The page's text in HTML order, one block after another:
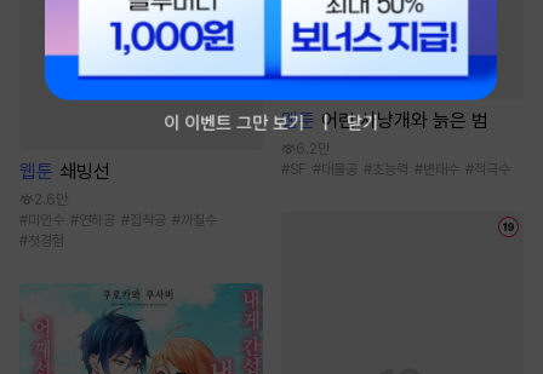
웹툰 쇄빙선
2.6만
#미인수 #연하공 #집착공 #까칠수
#첫경험
웹툰 어린 사냥개와 늙은 범
6.2만
#SF #대물공 #초능력 #변태수 #적극수
이 이벤트 그만 보기 닫기